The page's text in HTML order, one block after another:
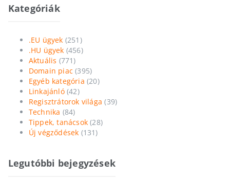
Kategóriák
.EU ügyek (251)
.HU ügyek (456)
Aktuális (771)
Domain piac (395)
Egyéb kategória (20)
Linkajánló(42)
Regisztrátorok világa (39)
Technika (84)
Tippek, tanácsok (28)
Új végződések (131)
Legutóbbi bejegyzések